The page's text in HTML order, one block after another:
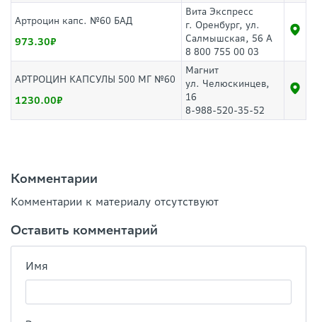
Артроцин капс. №60 БАД
973.30
Вита Экспресс
г. Оренбург, ул.
Салмышская, 56 А
8 800 755 00 03
АРТРОЦИН КАПСУЛЫ 500 МГ №60
1230.00
Магнит
ул. Челюскинцев,
16
8-988-520-35-52
Комментарии
Комментарии к материалу отсутствуют
Оставить комментарий
Имя